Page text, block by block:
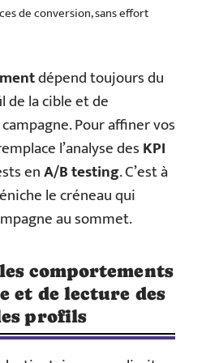
de conversion, sans effort
dépend toujours du
de la cible et de
Pour affiner vos
l’analyse desKPI
enA/B testing. C’est à
le créneau qui
au sommet.
comportements
et de lecture des
profils